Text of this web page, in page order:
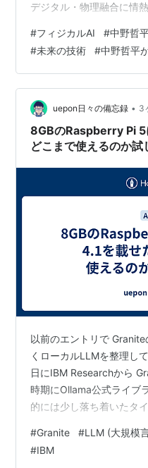
デジタル・物理融合に情
ワクワクしつつも、AIの
ている。 プロローグ：AI
は変わる 田中：中野さん
す！実は最近、僕ら医学
きりなんです。でも、み
診断のAIとか、カルテを
#フィジカルAI #中野哲
#未来の技術 #中野哲平
uepon日々の備忘録 • 3
8GBのRaspberry Pi 5
どこまで使えるのか試
以前のエントリで
くローカルLLMを整理し
日にIBM Researchから
時期にOllama公式ライブ
的には少し落ち着いたタ
す。 www.ibm.com 今回
3B と 8B をRaspberry Pi
#Granite #LLM (大規模
#IBM